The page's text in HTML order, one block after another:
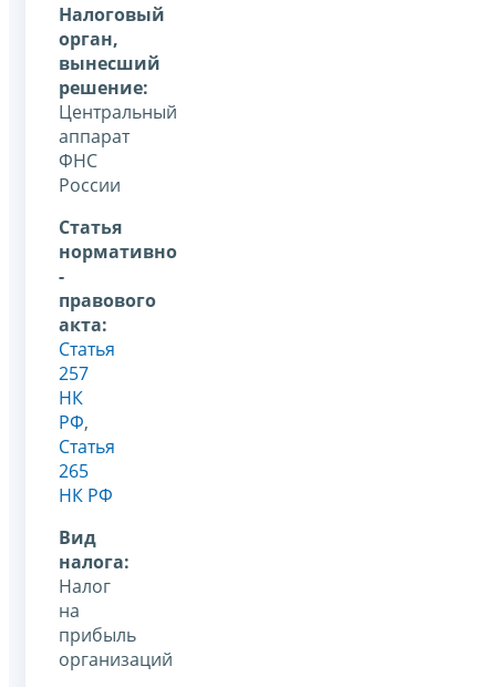
Налоговый
орган,
вынесший
решение:
Центральный
аппарат
ФНС
России
Статья
нормативно
-
правового
акта:
Статья
257
НК
РФ,
Статья
265
НК РФ
Вид
налога:
Налог
на
прибыль
организаций